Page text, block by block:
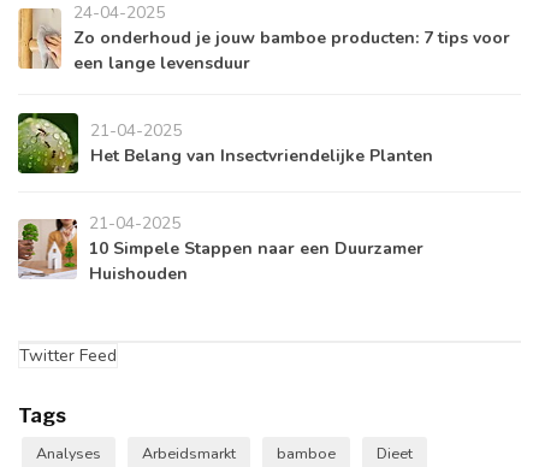
24-04-2025
Zo onderhoud je jouw bamboe producten: 7 tips voor
een lange levensduur
21-04-2025
Het Belang van Insectvriendelijke Planten
21-04-2025
10 Simpele Stappen naar een Duurzamer
Huishouden
Twitter Feed
Tags
Analyses Arbeidsmarkt bamboe
Dieet